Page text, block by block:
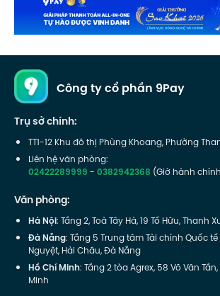
Công ty cổ phần 9Pay
Trụ sở chính:
TT1-12 Khu đô thị Phùng Khoang, Phường
Liên hệ văn phòng:
02422289999-0382942368 (Giờ hành
Văn phòng:
Hà Nội: Tầng 2, Toà Tây Hà, 19 Tố Hữu, Thanh
Đà Nẵng: Tầng 5 Trung tâm Tài chính Quốc
Nguyệt, Hải Châu, Đà Nẵng
Hồ Chí Minh: Tầng 2 tòa Agrex, 58 Võ Văn
Minh